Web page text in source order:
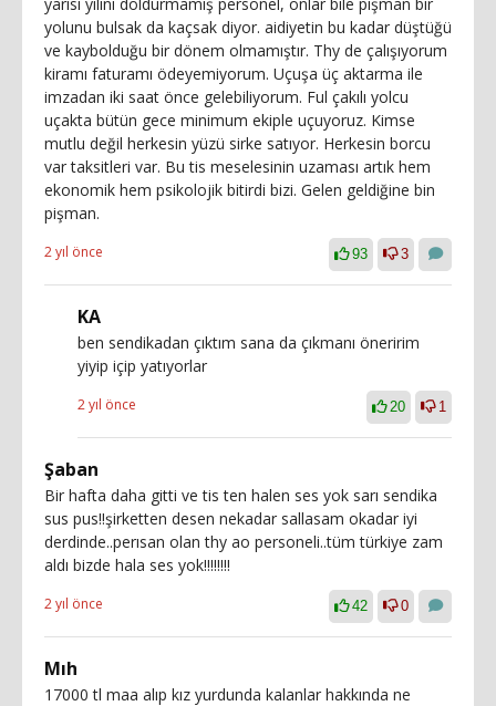
yolunu bulsak da kaçsak diyor. aidiyetin bu kadar düştüğü
ve kaybolduğu bir dönem olmamıştır. Thy de çalışıyorum
kiramı faturamı ödeyemiyorum. Uçuşa üç aktarma ile
imzadan iki saat önce gelebiliyorum. Ful çakılı yolcu
uçakta bütün gece minimum ekiple uçuyoruz. Kimse
mutlu değil herkesin yüzü sirke satıyor. Herkesin borcu
var taksitleri var. Bu tis meselesinin uzaması artık hem
ekonomik hem psikolojik bitirdi bizi. Gelen geldiğine bin
pişman.
2 yıl önce 93 3
KA
ben sendikadan çıktım sana da çıkmanı öneririm
yiyip içip yatıyorlar
2 yıl önce 20 1
Şaban
Bir hafta daha gitti ve tis ten halen ses yok sarı sendika
sus pus!!şirketten desen nekadar sallasam okadar iyi
derdinde..perısan olan thy ao personeli..tüm türkiye zam
aldı bizde hala ses yok!!!!!!!!
2 yıl önce 42 0
Mıh
17000 tl maa alıp kız yurdunda kalanlar hakkında ne